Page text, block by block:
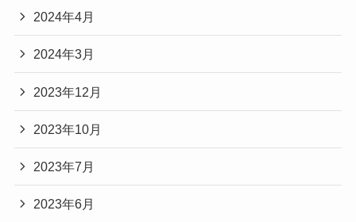
2024年4月
2024年3月
2023年12月
2023年10月
2023年7月
2023年6月